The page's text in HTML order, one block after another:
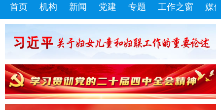
首页 机构 新闻 党建 专题 工作之窗 媒